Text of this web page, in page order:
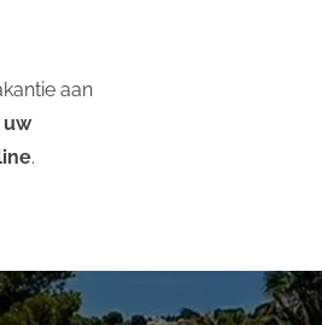
aan
uw
.